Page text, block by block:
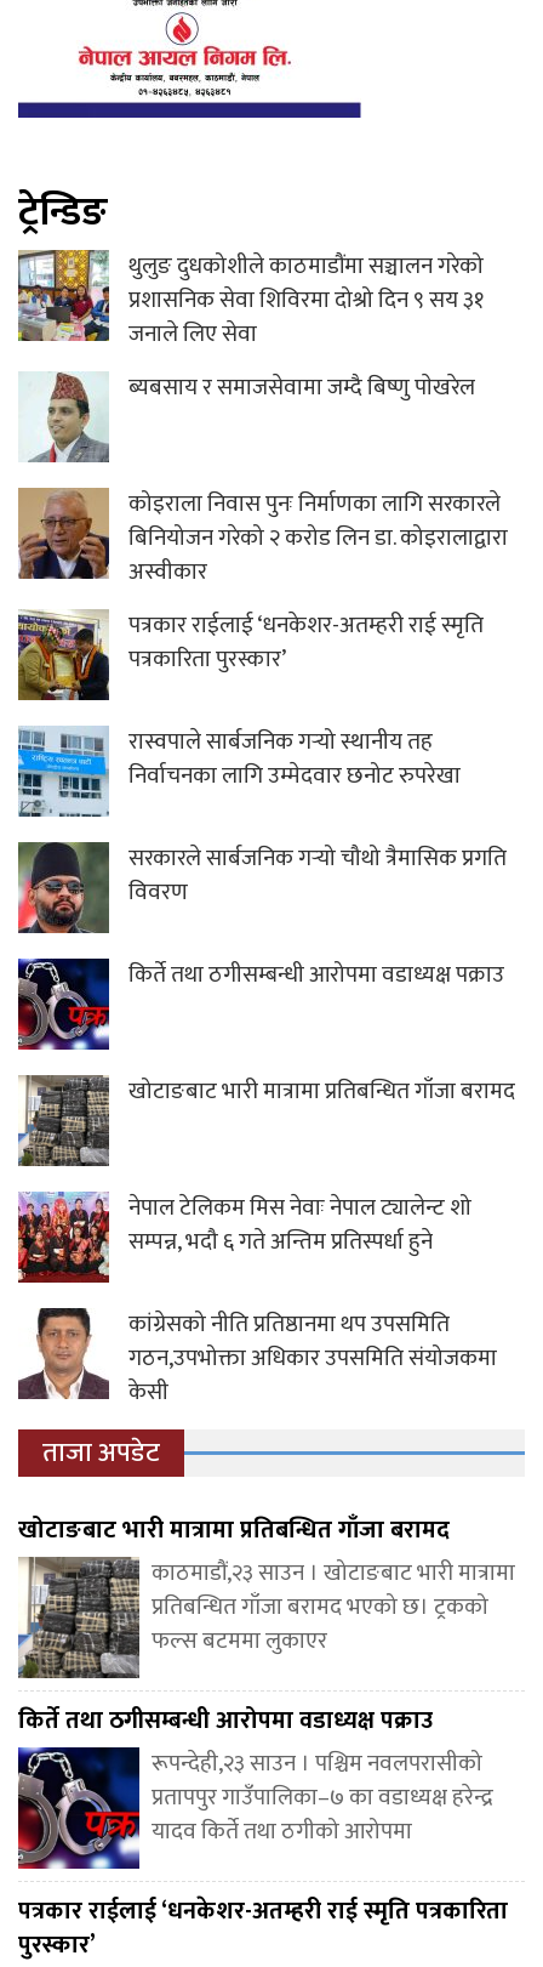
ट्रेन्डिङ
थुलुङ दुधकोशीले काठमाडौंमा सञ्चालन गरेको
प्रशासनिक सेवा शिविरमा दोश्रो दिन ९ सय ३१
जनाले लिए सेवा
ब्यबसाय र समाजसेवामा जम्दै बिष्णु पाेखरेल
कोइराला निवास पुनः निर्माणका लागि सरकारले
बिनियोजन गरेको २ करोड लिन डा. कोइरालाद्वारा
अस्वीकार
पत्रकार राईलाई ‘धनकेशर-अतम्हरी राई स्मृति
पत्रकारिता पुरस्कार’
रास्वपाले सार्बजनिक गर्‍यो स्थानीय तह
निर्वाचनका लागि उम्मेदवार छनोट रुपरेखा
सरकारले सार्बजनिक गर्‍यो चौथो त्रैमासिक प्रगति
विवरण
किर्ते तथा ठगीसम्बन्धी आरोपमा वडाध्यक्ष पक्राउ
खोटाङबाट भारी मात्रामा प्रतिबन्धित गाँजा बरामद
नेपाल टेलिकम मिस नेवाः नेपाल ट्यालेन्ट शो
सम्पन्न, भदौ ६ गते अन्तिम प्रतिस्पर्धा हुने
कांग्रेसको नीति प्रतिष्ठानमा थप उपसमिति
गठन,उपभोक्ता अधिकार उपसमिति संयोजकमा
केसी
ताजा अपडेट
खोटाङबाट भारी मात्रामा प्रतिबन्धित गाँजा बरामद
काठमाडौं,२३ साउन । खोटाङबाट भारी मात्रामा
प्रतिबन्धित गाँजा बरामद भएको छ। ट्रकको
फल्स बटममा लुकाएर
किर्ते तथा ठगीसम्बन्धी आरोपमा वडाध्यक्ष पक्राउ
रूपन्देही,२३ साउन । पश्चिम नवलपरासीको
प्रतापपुर गाउँपालिका–७ का वडाध्यक्ष हरेन्द्र
यादव किर्ते तथा ठगीको आरोपमा
पत्रकार राईलाई ‘धनकेशर-अतम्हरी राई स्मृति पत्रकारिता
पुरस्कार’